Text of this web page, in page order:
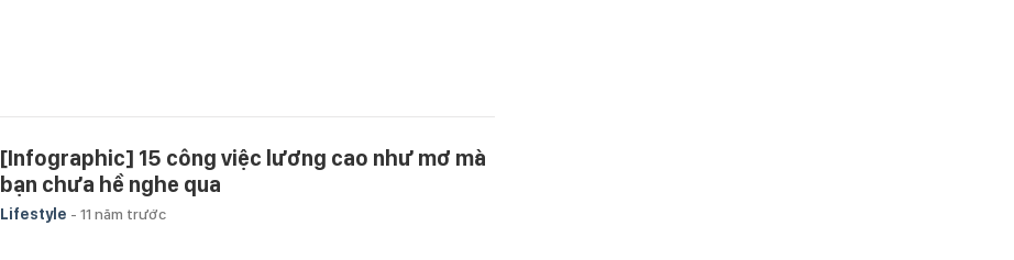
[Infographic] 15 công việc lương cao như mơ mà
bạn chưa hề nghe qua
Lifestyle - 11 năm trước